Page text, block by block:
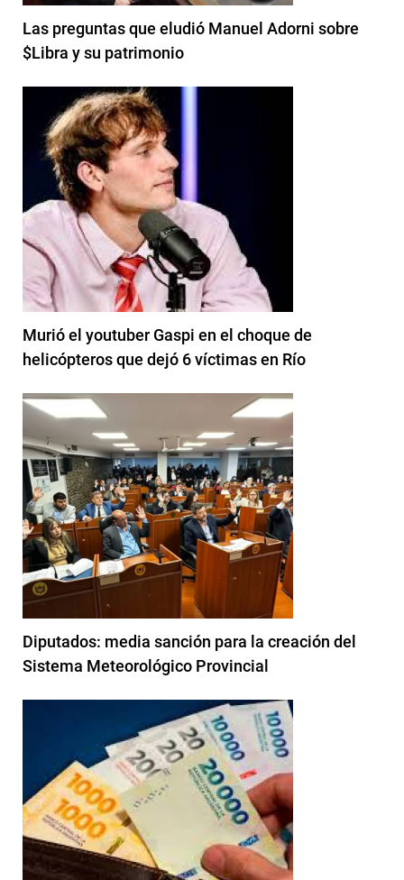
Las preguntas que eludió Manuel Adorni sobre
$Libra y su patrimonio
Murió el youtuber Gaspi en el choque de
helicópteros que dejó 6 víctimas en Río
Diputados: media sanción para la creación del
Sistema Meteorológico Provincial